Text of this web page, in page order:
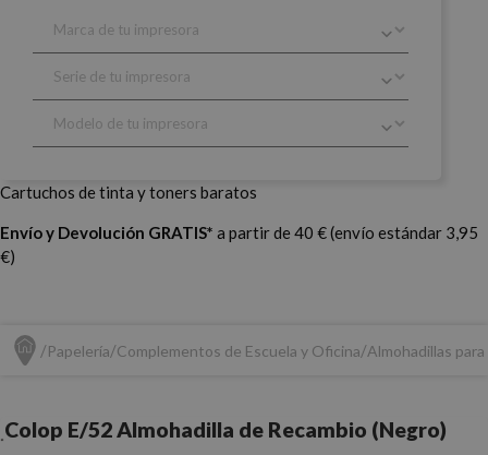
Cartuchos de tinta y toners baratos
Envío y Devolución GRATIS* a partir de 40 € (envío estándar 3,95
€)
Papelería Complementos de Escuela y Oficina Almohadillas
Colop E/52 Almohadilla de Recambio (Negro)